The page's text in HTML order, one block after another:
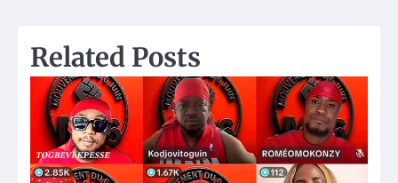
Related Posts